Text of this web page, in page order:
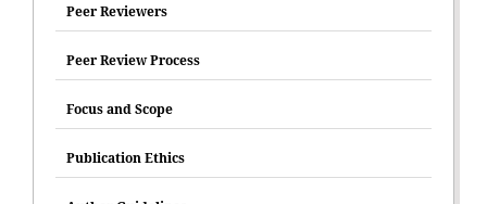
Peer Reviewers
Peer Review Process
Focus and Scope
Publication Ethics